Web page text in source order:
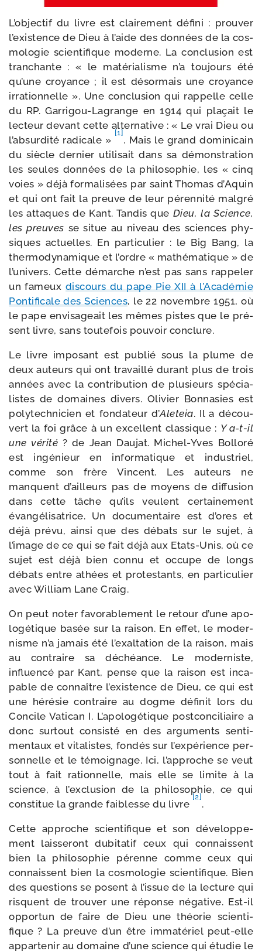
L’objectif du livre est clai­re­ment défi­ni : prou­ver
l’existence de Dieu à l’aide des don­nées de la cos­
mo­lo­gie scien­ti­fique moderne. La conclu­sion est
tran­chante : « le maté­ria­lisme n’a tou­jours été
qu’une croyance ; il est désor­mais une croyance
irra­tion­nelle ». Une conclu­sion qui rap­pelle celle
du RP. Garrigou-​Lagrange en 1914 qui pla­çait le
lec­teur devant cette alter­na­tive : « Le vrai Dieu ou
l’absurdité radi­cale »
[1]
. Mais le grand domi­ni­cain
du siècle der­nier uti­li­sait dans sa démons­tra­tion
les seules don­nées de la phi­lo­so­phie, les « cinq
voies » déjà for­ma­li­sées par saint Thomas d’Aquin
et qui ont fait la preuve de leur péren­ni­té mal­gré
les attaques de Kant. Tandis que Dieu, la Science,
les preuves se situe au niveau des sciences phy­
siques actuelles. En par­ti­cu­lier : le Big Bang, la
ther­mo­dy­na­mique et l’ordre « mathé­ma­tique » de
l’univers. Cette démarche n’est pas sans rap­pe­ler
un fameux dis­cours du pape Pie XII à l’Académie
Pontificale des Sciences, le 22 novembre 1951, où
le pape envi­sa­geait les mêmes pistes que le pré­
sent livre, sans tou­te­fois pou­voir conclure.
Le livre impo­sant est publié sous la plume de
deux auteurs qui ont tra­vaillé durant plus de trois
années avec la contri­bu­tion de plu­sieurs spé­cia­
listes de domaines divers. Olivier Bonnasies est
poly­tech­ni­cien et fon­da­teur d’Aleteia. Il a décou­
vert la foi grâce à un excellent clas­sique : Y a‑t-​il
une véri­té ? de Jean Daujat. Michel-​Yves Bolloré
est ingé­nieur en infor­ma­tique et indus­triel,
comme son frère Vincent. Les auteurs ne
manquent d’ailleurs pas de moyens de dif­fu­sion
dans cette tâche qu’ils veulent cer­tai­ne­ment
évan­gé­li­sa­trice. Un docu­men­taire est d’ores et
déjà pré­vu, ain­si que des débats sur le sujet, à
l’image de ce qui se fait déjà aux Etats-​Unis, où ce
sujet est déjà bien connu et occupe de longs
débats entre athées et pro­tes­tants, en par­ti­cu­lier
avec William Lane Craig.
On peut noter favo­ra­ble­ment le retour d’une apo­
lo­gé­tique basée sur la rai­son. En effet, le moder­
nisme n’a jamais été l’exaltation de la rai­son, mais
au contraire sa déchéance. Le moder­niste,
influen­cé par Kant, pense que la rai­son est inca­
pable de connaître l’existence de Dieu, ce qui est
une héré­sie contraire au dogme défi­nit lors du
Concile Vatican I. L’apologétique post­con­ci­liaire a
donc sur­tout consis­té en des argu­ments sen­ti­
men­taux et vita­listes, fon­dés sur l’expérience per­
son­nelle et le témoi­gnage. Ici, l’approche se veut
tout à fait ration­nelle, mais elle se limite à la
science, à l’ex­clu­sion de la phi­lo­so­phie, ce qui
consti­tue la grande fai­blesse du livre
[2]
.
Cette approche scien­ti­fique et son déve­lop­pe­
ment lais­se­ront dubi­ta­tif ceux qui connaissent
bien la phi­lo­so­phie pérenne comme ceux qui
connaissent bien la cos­mo­lo­gie scien­ti­fique. Bien
des ques­tions se posent à l’issue de la lec­ture qui
risquent de trou­ver une réponse néga­tive. Est-​il
oppor­tun de faire de Dieu une théo­rie scien­ti­
fique ? La preuve d’un être imma­té­riel peut-​elle
appar­te­nir au domaine d’une science qui étu­die le